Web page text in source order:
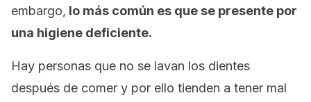
embargo, lo más común es que se presente por
una higiene deficiente.
Hay personas que no se lavan los dientes
después de comer y por ello tienden a tener mal